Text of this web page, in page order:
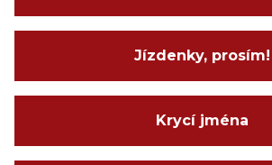
Jízdenky, prosím!
Krycí jména